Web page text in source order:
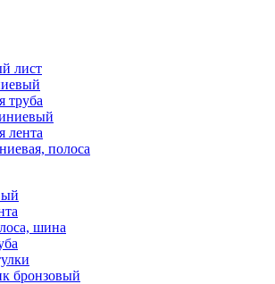
лист
труба
лента
полоса
шина
бронзовый